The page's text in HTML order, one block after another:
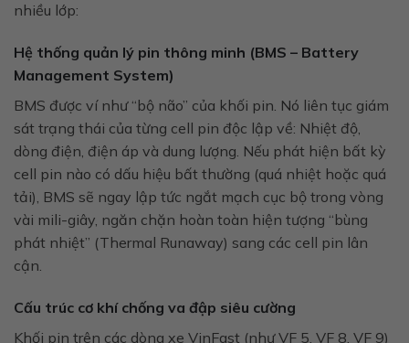
nhiều lớp:
Hệ thống quản lý pin thông minh (BMS – Battery
Management System)
BMS được ví như “bộ não” của khối pin. Nó liên tục giám
sát trạng thái của từng cell pin độc lập về: Nhiệt độ,
dòng điện, điện áp và dung lượng. Nếu phát hiện bất kỳ
cell pin nào có dấu hiệu bất thường (quá nhiệt hoặc quá
tải), BMS sẽ ngay lập tức ngắt mạch cục bộ trong vòng
vài mili-giây, ngăn chặn hoàn toàn hiện tượng “bùng
phát nhiệt” (Thermal Runaway) sang các cell pin lân
cận.
Cấu trúc cơ khí chống va đập siêu cường
Khối pin trên các dòng xe VinFast (như VF 5, VF 8, VF 9)